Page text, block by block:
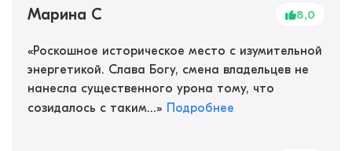
Марина С 8,0
«Роскошное историческое место с изумительной
энергетикой. Слава Богу, смена владельцев не
нанесла существенного урона тому, что
созидалось с таким...» Подробнее